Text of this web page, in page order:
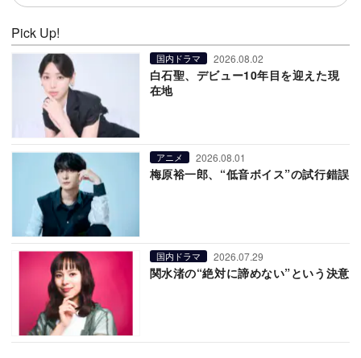
Pick Up!
国内ドラマ 2026.08.02
白石聖、デビュー10年目を迎えた現
在地
アニメ 2026.08.01
梅原裕一郎、“低音ボイス”の試行錯誤
国内ドラマ 2026.07.29
関水渚の“絶対に諦めない”という決意